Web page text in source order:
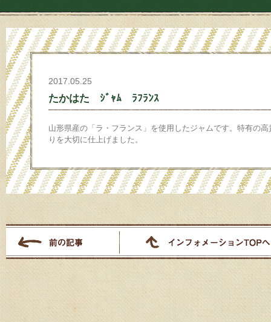
2017.05.25
たかはた ｼﾞｬﾑ ﾗﾌﾗﾝｽ
山形県産の「ラ・フランス」を使用したジャムです。特有の
りを大切に仕上げました。